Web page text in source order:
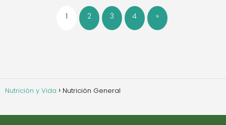
1 2 3 4 »
Nutrición y Vida Nutrición General